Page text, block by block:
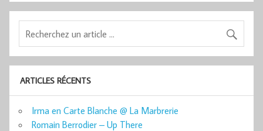
ARTICLES RÉCENTS
Irma en Carte Blanche @ La Marbrerie
Romain Berrodier – Up There